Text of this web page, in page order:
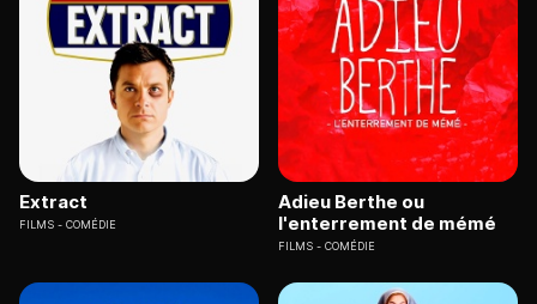
Extract
FILMS COMÉDIE
Adieu Berthe ou
l'enterrement de mémé
FILMS COMÉDIE